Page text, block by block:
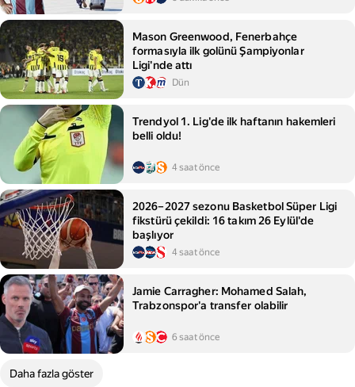
Mason Greenwood, Fenerbahçe
formasıyla ilk golünü Şampiyonlar
Ligi'nde attı
Dün
Trendyol 1. Lig'de ilk haftanın hakemleri
belli oldu!
4 saat önce
2026–2027 sezonu Basketbol Süper Ligi
fikstürü çekildi: 16 takım 26 Eylül'de
başlıyor
4 saat önce
Jamie Carragher: Mohamed Salah,
Trabzonspor'a transfer olabilir
6 saat önce
Daha fazla göster